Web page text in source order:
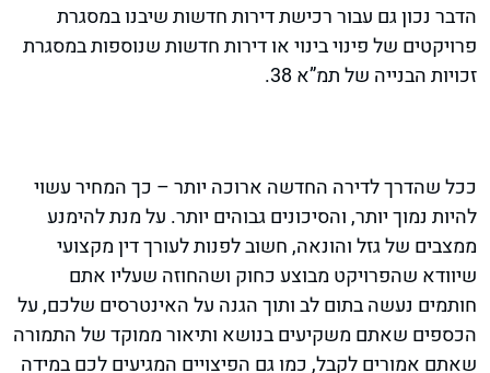
הדבר נכון גם עבור רכישת דירות חדשות שיבנו במסגרת
פרויקטים של פינוי בינוי או דירות חדשות שנוספות במסגרת
זכויות הבנייה של תמ”א 38.
ככל שהדרך לדירה החדשה ארוכה יותר – כך המחיר עשוי
להיות נמוך יותר, והסיכונים גבוהים יותר. על מנת להימנע
ממצבים של גזל והונאה, חשוב לפנות לעורך דין מקצועי
שיוודא שהפרויקט מבוצע כחוק ושהחוזה שעליו אתם
חותמים נעשה בתום לב ותוך הגנה על האינטרסים שלכם, על
הכספים שאתם משקיעים בנושא ותיאור ממוקד של התמורה
שאתם אמורים לקבל, כמו גם הפיצויים המגיעים לכם במידה